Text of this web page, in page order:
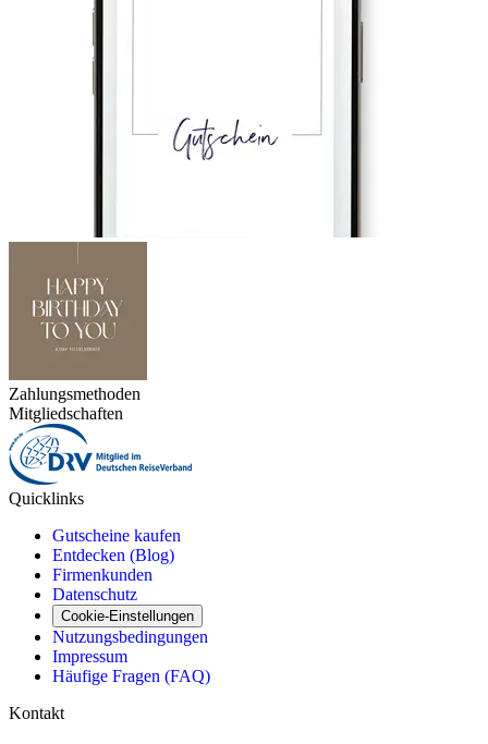
Zahlungsmethoden
Mitgliedschaften
Quicklinks
Gutscheine kaufen
Entdecken (Blog)
Firmenkunden
Datenschutz
Cookie-Einstellungen
Nutzungsbedingungen
Impressum
Häufige Fragen (FAQ)
Kontakt